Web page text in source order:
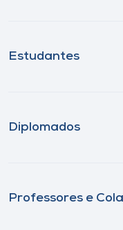
Estudantes
Diplomados
Professores e